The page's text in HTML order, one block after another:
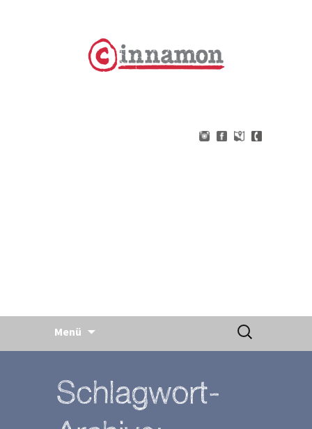
Menü
zum
nach:
Schlagwort-